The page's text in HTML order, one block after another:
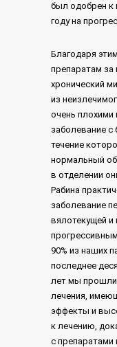
был одобрен к
году на
Благодаря
препаратам за
хронический
из
очень плохими
заболевание с
течение
нормальный
в отделении
Рабина
заболевание
вялотекущей
90% из наших
последнее
лет мы прошли
лечения,
эффекты и
к лечению,
с